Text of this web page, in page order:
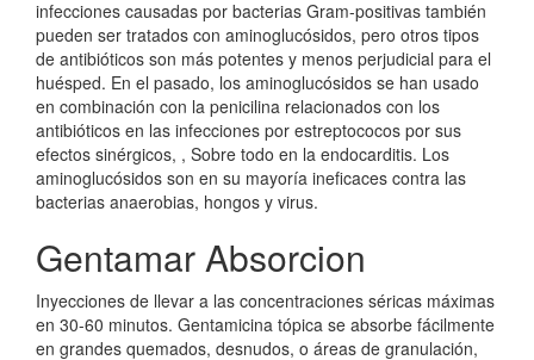
infecciones causadas por bacterias Gram-positivas también
pueden ser tratados con aminoglucósidos, pero otros tipos
de antibióticos son más potentes y menos perjudicial para el
huésped. En el pasado, los aminoglucósidos se han usado
en combinación con la penicilina relacionados con los
antibióticos en las infecciones por estreptococos por sus
efectos sinérgicos, , Sobre todo en la endocarditis. Los
aminoglucósidos son en su mayoría ineficaces contra las
bacterias anaerobias, hongos y virus.
Gentamar Absorcion
Inyecciones de llevar a las concentraciones séricas máximas
en 30-60 minutos. Gentamicina tópica se absorbe fácilmente
en grandes quemados, desnudos, o áreas de granulación,